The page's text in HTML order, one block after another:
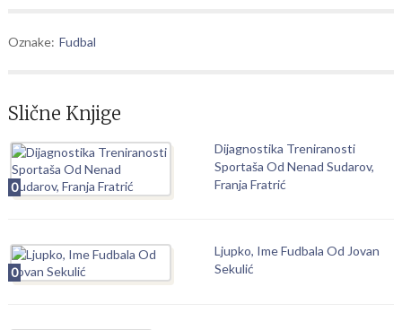
Oznake: Fudbal
Slične Knjige
0
Dijagnostika Treniranosti
Sportaša Od Nenad Sudarov,
Franja Fratrić
0
Ljupko, Ime Fudbala Od Jovan
Sekulić